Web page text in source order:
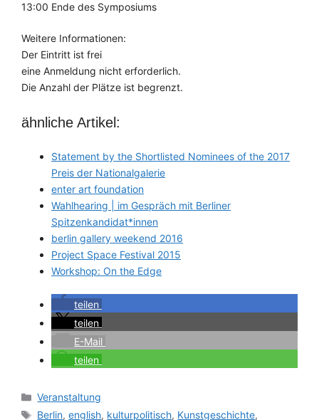
13:00 Ende des Symposiums
Weitere Informationen:
Der Eintritt ist frei
eine Anmeldung nicht erforderlich.
Die Anzahl der Plätze ist begrenzt.
ähnliche Artikel:
Statement by the Shortlisted Nominees of the 2017
Preis der Nationalgalerie
enter art foundation
Wahlhearing | im Gespräch mit Berliner
Spitzenkandidat*innen
berlin gallery weekend 2016
Project Space Festival 2015
Workshop: On the Edge
teilen
teilen
E-Mail
teilen
Categories
Veranstaltung
Tags
Berlin,english, kulturpolitisch, Kunstgeschichte,